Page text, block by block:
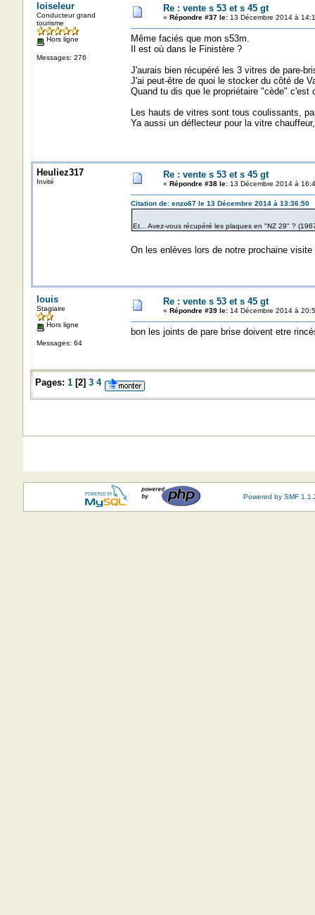
loiseleur
Conducteur grand
tourisme
Hors ligne
Messages: 276
Re : vente s 53 et s 45 gt
« Répondre #37 le:13 Décembre 2014 à
Même faciés que mon s53m.
Il est où dans le Finistère ?
J'aurais bien récupéré les 3 vitres de pare-
J'ai peut-être de quoi le stocker du côté de
Quand tu dis que le propriétaire "cède"
Les hauts de vitres sont tous coulissants,
Ya aussi un déflecteur pour la vitre
Heuliez317
Invité
Re : vente s 53 et s 45 gt
« Répondre #38 le:13 Décembre 2014 à
Citation de: enzo67 le 13 Décembre 2014 à 13:36:50
Et... Avez-vous récupéré les plaques en "NZ 29" ?
On les enlèves lors de notre prochaine visite
louis
Stagiaire
Hors ligne
Messages: 64
Re : vente s 53 et s 45 gt
« Répondre #39 le:14 Décembre 2014 à
bon les joints de pare brise doivent etre
Pages: 1[2] 3 4
Powered by SMF